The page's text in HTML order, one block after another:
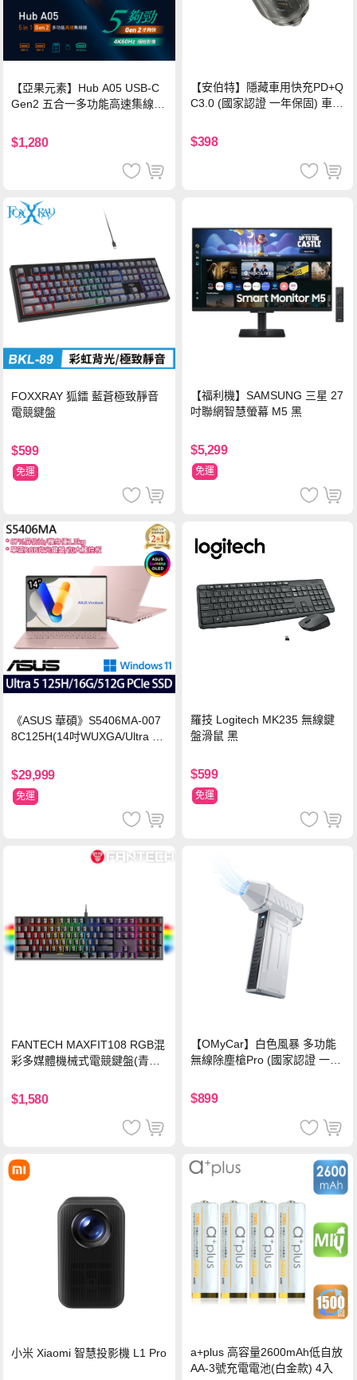
【亞果元素】Hub A05 USB-C
Gen2 五合一多功能高速集線
$1,280
【安伯特】隱藏車用快充PD+Q
C3.0 (國家認證 一年保固) 車充
$398
FOXXRAY 狐鐳 藍蒼極致靜音
電競鍵盤
$599
免運
【福利機】SAMSUNG 三星 27
吋聯網智慧螢幕 M5 黑
$5,299
免運
《ASUS 華碩》S5406MA-007
8C125H(14吋WUXGA/Ultra 5
n11/二年保)
$29,999
免運
羅技 Logitech MK235 無線鍵
盤滑鼠 黑
$599
免運
FANTECH MAXFIT108 RGB混
彩多媒體機械式電競鍵盤(青軸)
$1,580
【OMyCar】白色風暴 多功能
無線除塵槍Pro (國家認證 一年
手持強力風槍 暴力吹風
$899
小米 Xiaomi 智慧投影機 L1 Pro
a+plus 高容量2600mAh低自放
AA-3號充電電池(白金款) 4入